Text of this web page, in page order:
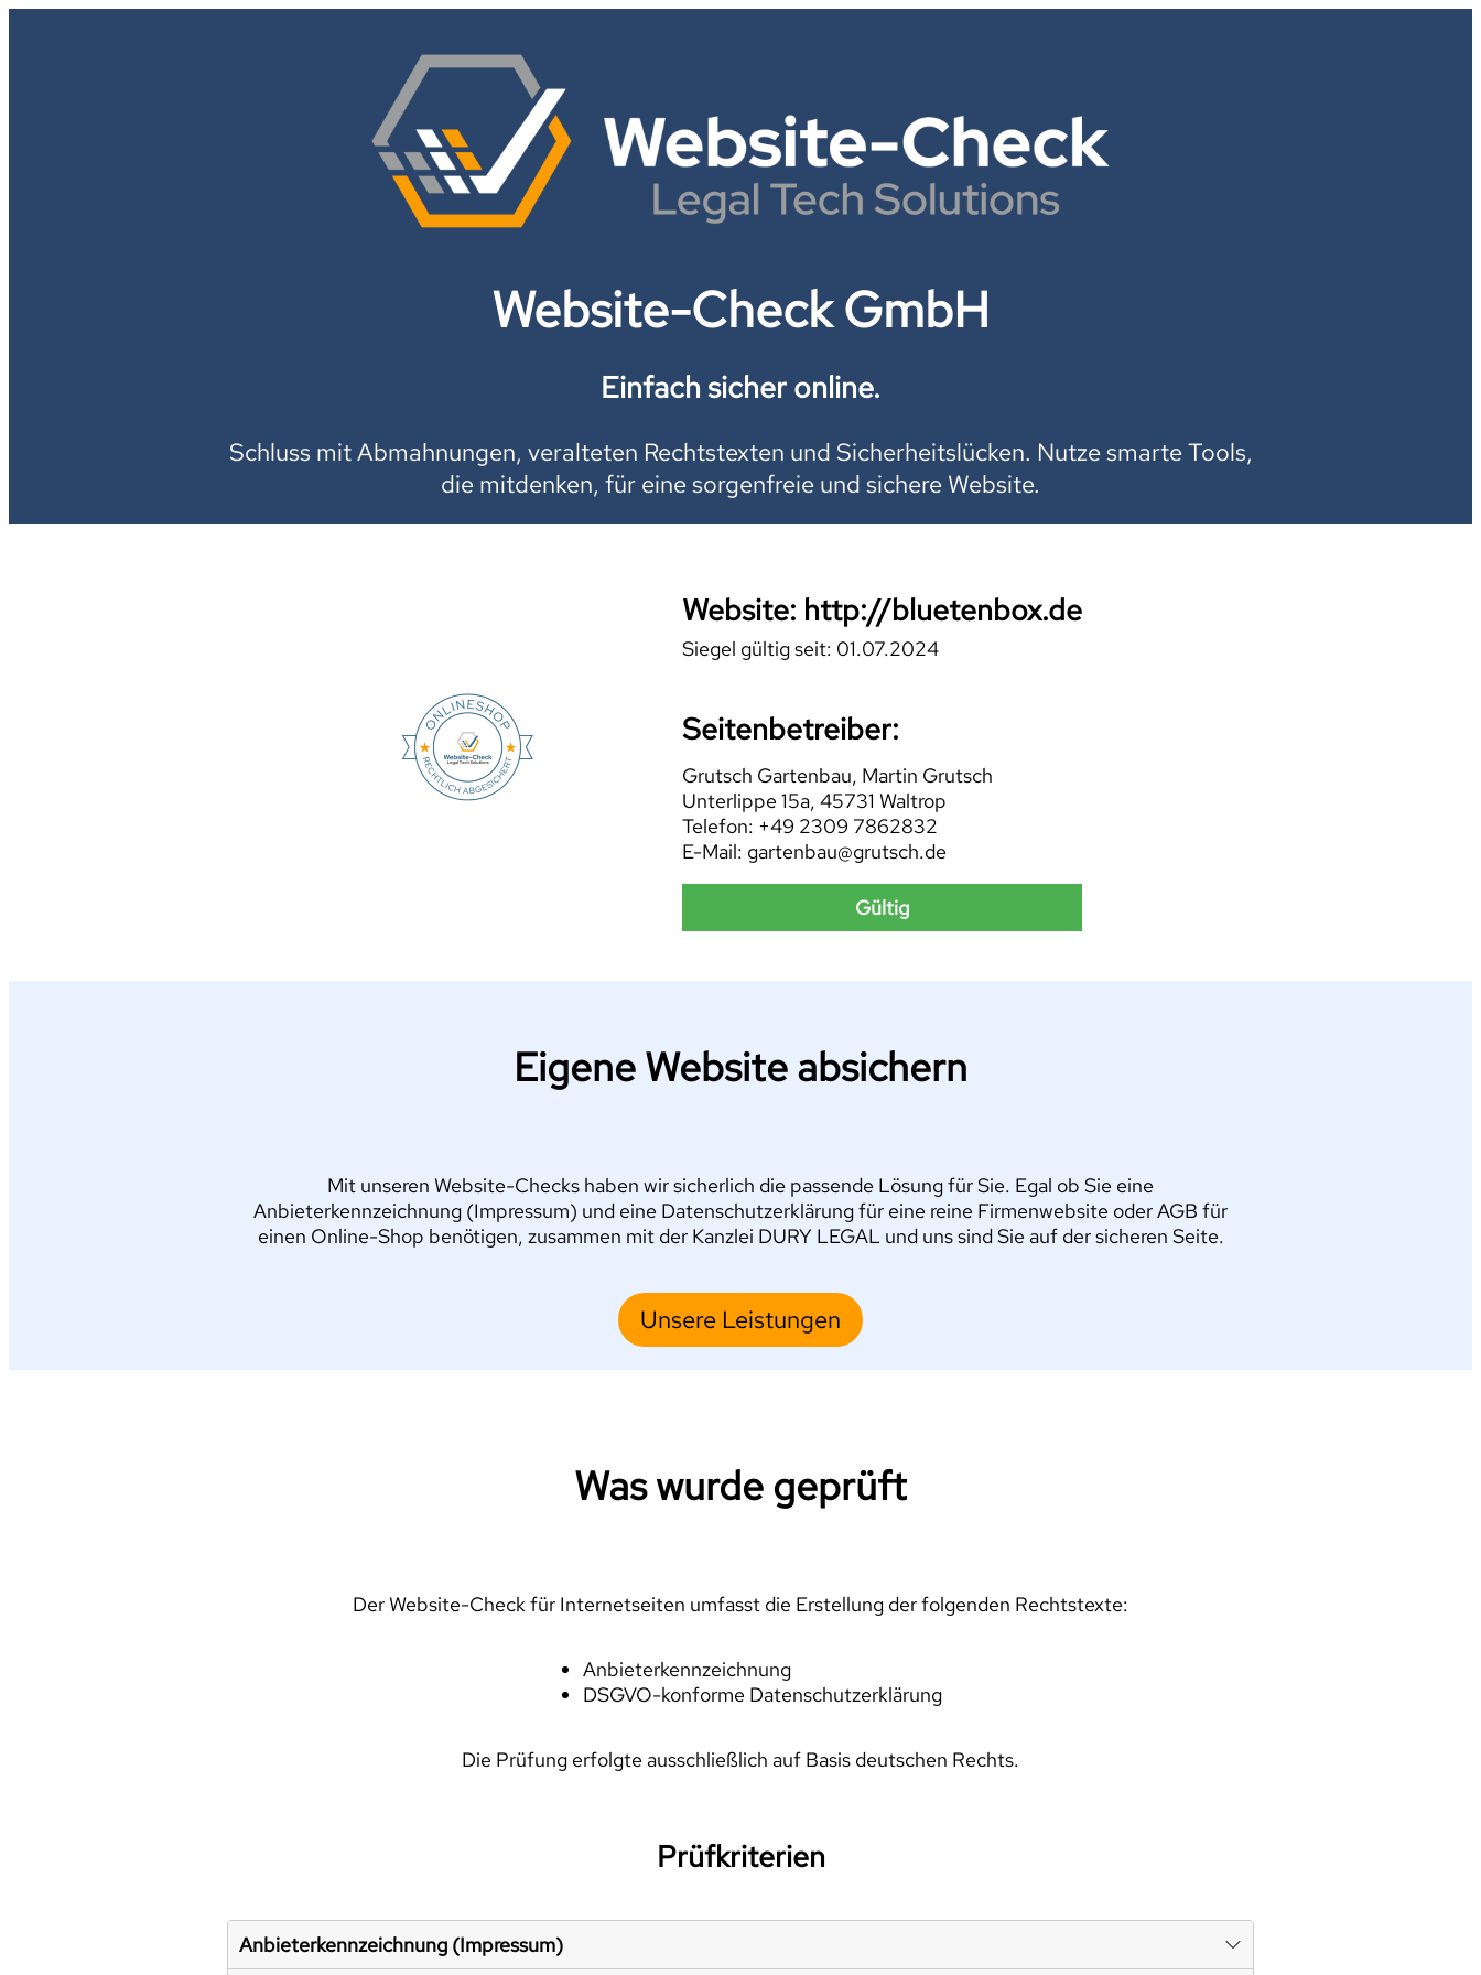
Website-Check GmbH
Einfach sicher online.
Schluss mit Abmahnungen, veralteten Rechtstexten und Sicherheitslücken. Nutze smarte Tools,
die mitdenken, für eine sorgenfreie und sichere Website.
Website: http://bluetenbox.de
Siegel gültig seit: 01.07.2024
Seitenbetreiber:
Grutsch Gartenbau, Martin Grutsch
Unterlippe 15a, 45731 Waltrop
Telefon: +49 2309 7862832
E-Mail: gartenbau@grutsch.de
Gültig
Eigene Website absichern
Mit unseren Website-Checks haben wir sicherlich die passende Lösung für Sie. Egal ob Sie eine
Anbieterkennzeichnung (Impressum) und eine Datenschutzerklärung für eine reine Firmenwebsite oder AGB für
einen Online-Shop benötigen, zusammen mit der Kanzlei DURY LEGAL und uns sind Sie auf der sicheren Seite.
Unsere Leistungen
Was wurde geprüft
Der Website-Check für Internetseiten umfasst die Erstellung der folgenden Rechtstexte:
Anbieterkennzeichnung
DSGVO-konforme Datenschutzerklärung
Die Prüfung erfolgte ausschließlich auf Basis deutschen Rechts.
Prüfkriterien
Anbieterkennzeichnung (Impressum)